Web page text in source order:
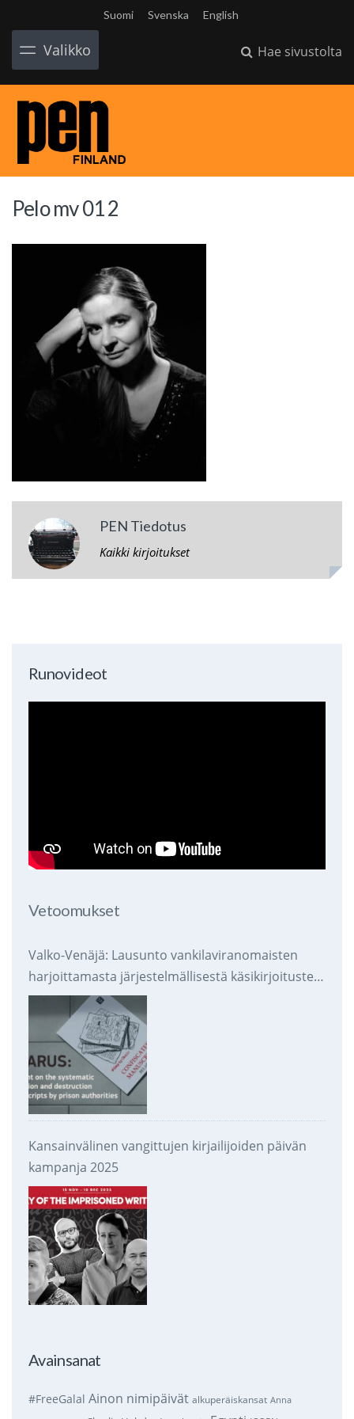
Suomi Svenska English
Valikko Hae sivustolta
Pelo mv 01 2
PEN Tiedotus
Kaikki kirjoitukset
Runovideot
Vetoomukset
Valko-Venäjä: Lausunto vankilaviranomaisten
harjoittamasta järjestelmällisestä käsikirjoitusten
takavarikoinnista ja tuhoamisesta
Kansainvälinen vangittujen kirjailijoiden päivän
kampanja 2025
Avainsanat
#FreeGalal Ainon nimipäivät alkuperäiskansat Anna